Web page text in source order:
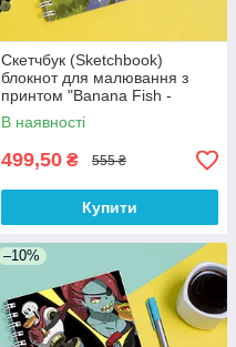
Скетчбук (Sketchbook)
блокнот для малювання з
принтом "Banana Fish -
Бананова риба"
В наявності
499,50 ₴ 555 ₴
Купити
–10%